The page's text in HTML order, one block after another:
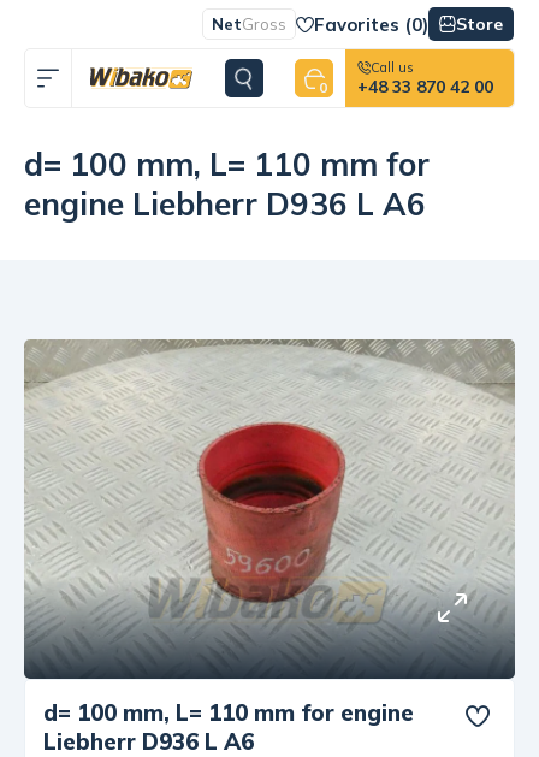
NetGross Favorites (0) Store
0
Call us
+48 33 870 42 00
d= 100 mm, L= 110 mm for
engine Liebherr D936 L A6
d= 100 mm, L= 110 mm for engine
Liebherr D936 L A6